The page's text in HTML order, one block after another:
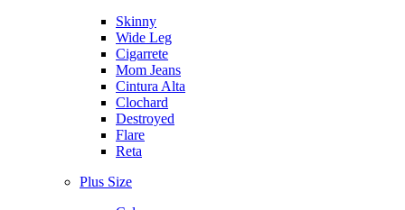
Skinny
Wide Leg
Cigarrete
Mom Jeans
Cintura Alta
Clochard
Destroyed
Flare
Reta
Plus Size